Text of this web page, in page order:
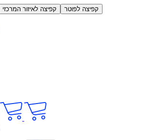
קפיצה לאיזור המרכזי
קפיצה לפוטר